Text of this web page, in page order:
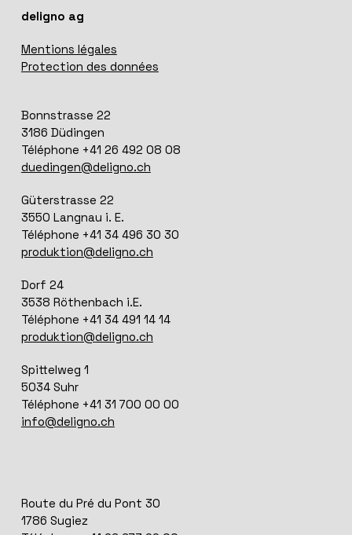
deligno ag
Mentions légales
Protection des données
Bonnstrasse 22
3186 Düdingen
Téléphone +41 26 492 08 08
duedingen@deligno.ch
Güterstrasse 22
3550 Langnau i. E.
Téléphone +41 34 496 30 30
produktion@deligno.ch
Dorf 24
3538 Röthenbach i.E.
Téléphone +41 34 491 14 14
produktion@deligno.ch
Spittelweg 1
5034 Suhr
Téléphone +41 31 700 00 00
info@deligno.ch
Route du Pré du Pont 30
1786 Sugiez